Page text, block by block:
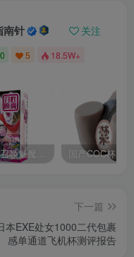
关注
5 18.5W+
日本MODE召唤魅魔飞机杯高刺激榨汁姬名器倒模自慰器使用体验及测评报告
下一篇
本EXE处女1000二代包裹
感单通道飞机杯测评报告